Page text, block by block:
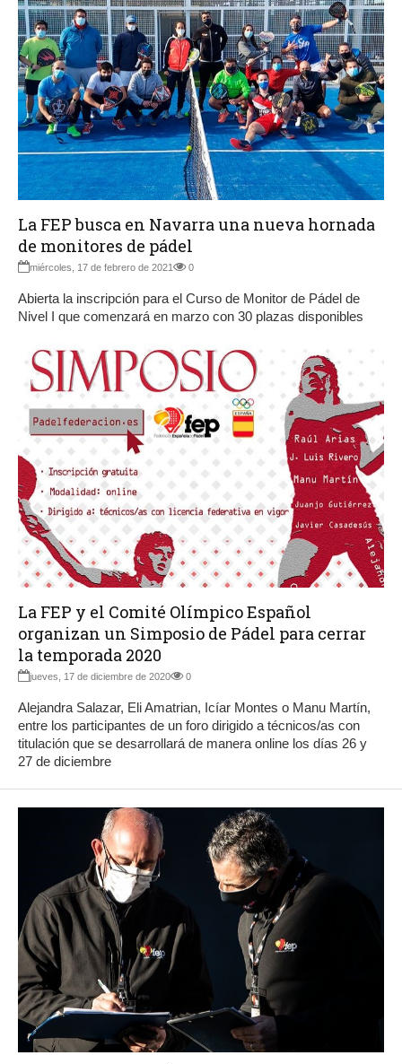
La FEP busca en Navarra una nueva hornada
de monitores de pádel
miércoles, 17 de febrero de 2021 0
Abierta la inscripción para el Curso de Monitor de Pádel de
Nivel I que comenzará en marzo con 30 plazas disponibles
La FEP y el Comité Olímpico Español
organizan un Simposio de Pádel para cerrar
la temporada 2020
jueves, 17 de diciembre de 2020 0
Alejandra Salazar, Eli Amatrian, Icíar Montes o Manu Martín,
entre los participantes de un foro dirigido a técnicos/as con
titulación que se desarrollará de manera online los días 26 y
27 de diciembre